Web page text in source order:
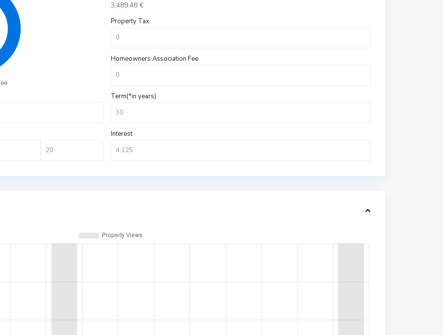
3,489.48 €
Property Tax
Homeowners Association Fee
Term(*in years)
Interest